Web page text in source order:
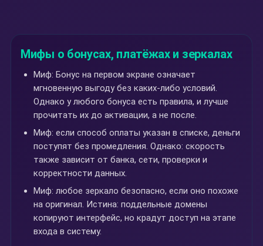
Мифы о бонусах, платёжах и зеркалах
Миф: Бонус на первом экране означает
мгновенную выгоду без каких-либо условий.
Однако у любого бонуса есть правила, и лучше
прочитать их до активации, а не после.
Миф: если способ оплаты указан в списке, деньги
поступят без промедления. Однако: скорость
также зависит от банка, сети, проверки и
корректности данных.
Миф: любое зеркало безопасно, если оно похоже
на оригинал. Истина: поддельные домены
копируют интерфейс, но крадут доступ на этапе
входа в систему.